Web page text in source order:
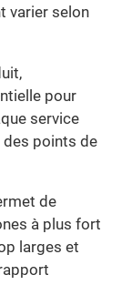
varier selon
pour
service
points de
de
à plus fort
larges et